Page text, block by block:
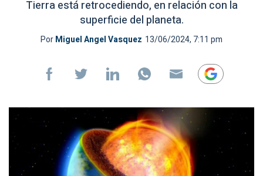
Tierra está retrocediendo, en relación con la
superficie del planeta.
PorMiguel Angel Vasquez 13/06/2024, 7:11 pm